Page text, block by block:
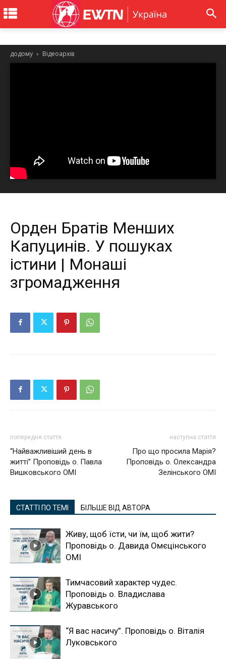
додому Відеоархів
Орден Братів Менших
Капуцинів. У пошуках
істини | Монаші
згромадження
попередня стаття
“Найважливіший день в
житті” Проповідь о. Павла
Вишковського ОМІ
наступна стаття
Про що просила Марія?
Проповідь о. Олександра
Зелінського ОМІ
СТАТТІ ПО ТЕМІ БІЛЬШЕ ВІД АВТОРА
Живу, щоб їсти, чи їм, щоб жити?
Проповідь о. Давида Омєцінського
ОМІ
Тимчасовий характер чудес.
Проповідь о. Владислава
Журавського
“Я вас насичу”. Проповідь о. Віталія
Луковського